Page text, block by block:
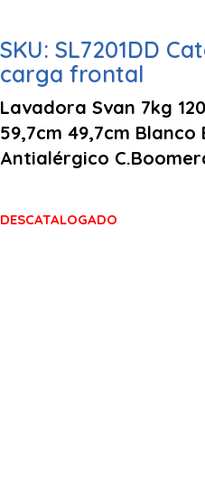
SKU: SL7201DD
carga frontal
Lavadora Svan 7kg
59,7cm 49,7cm
Antialérgico
DESCATALOGADO